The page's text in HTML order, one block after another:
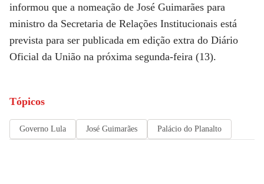
informou que a nomeação de José Guimarães para
ministro da Secretaria de Relações Institucionais está
prevista para ser publicada em edição extra do Diário
Oficial da União na próxima segunda-feira (13).
Tópicos
Governo Lula José Guimarães Palácio do Planalto